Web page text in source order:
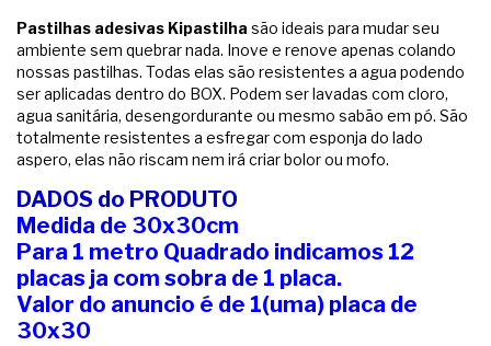
Pastilhas adesivas Kipastilha são ideais para mudar seu
ambiente sem quebrar nada. Inove e renove apenas colando
nossas pastilhas. Todas elas são resistentes a agua podendo
ser aplicadas dentro do BOX. Podem ser lavadas com cloro,
agua sanitária, desengordurante ou mesmo sabão em pó. São
totalmente resistentes a esfregar com esponja do lado
aspero, elas não riscam nem irá criar bolor ou mofo.
DADOS do PRODUTO
Medida de 30x30cm
Para 1 metro Quadrado indicamos 12
placas ja com sobra de 1 placa.
Valor do anuncio é de 1(uma) placa de
30x30